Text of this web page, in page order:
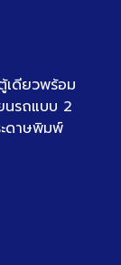
เดียวพร้อม
นรถแบบ 2
ดาษพิมพ์